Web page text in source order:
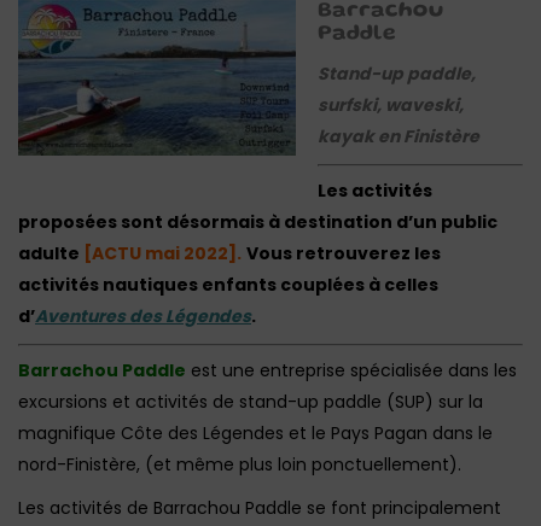
Barrachou
Paddle
Stand-up paddle,
surfski, waveski,
kayak en Finistère
Les activités
proposées sont désormais à destination d’un public
adulte [ACTU mai 2022]. Vous retrouverez les
activités nautiques enfants couplées à celles
d’Aventures des Légendes.
Barrachou Paddle est une entreprise spécialisée dans les
excursions et activités de stand-up paddle (SUP) sur la
magnifique Côte des Légendes et le Pays Pagan dans le
nord-Finistère, (et même plus loin ponctuellement).
Les activités de Barrachou Paddle se font principalement